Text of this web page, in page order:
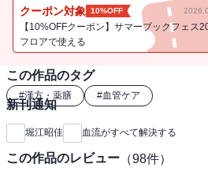
血流は、全身にある６０兆個の細胞に
切な役割を担っています。
さらに、幸せホルモンややる気ホルモ
血流をよくするというと、「血液サラサ
多いと思いますが、
とくに女性の場合、そもそも血がつくれ
流がよくないというひとがほとんどです
まずは、血をつくれるようにし、血を増
クーポン対象 10%OFF
【10%OFFクーポン】サマーブックフェス
フロアで使える
この作品のタグ
#漢方・薬膳 #血管ケア
新刊通知
堀江昭佳 血流がすべて解決する
この作品のレビュー （98件）